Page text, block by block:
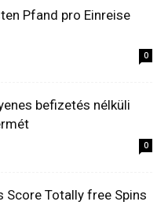
Pfand pro Einreise
0
befizetés nélküli
0
Score Totally free Spins